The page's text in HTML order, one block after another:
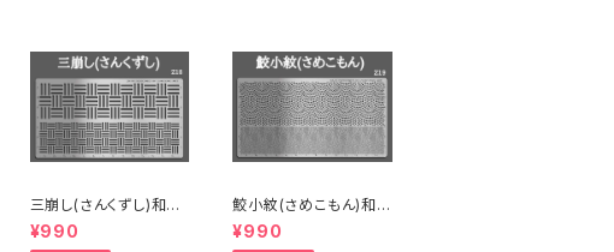
三崩し(さんくずし)和柄
/ ステンレス製ステンシ
ル(z18)
¥990
鮫小紋(さめこもん)和柄
/ ステンレス製ステンシ
ル(z19)
¥990